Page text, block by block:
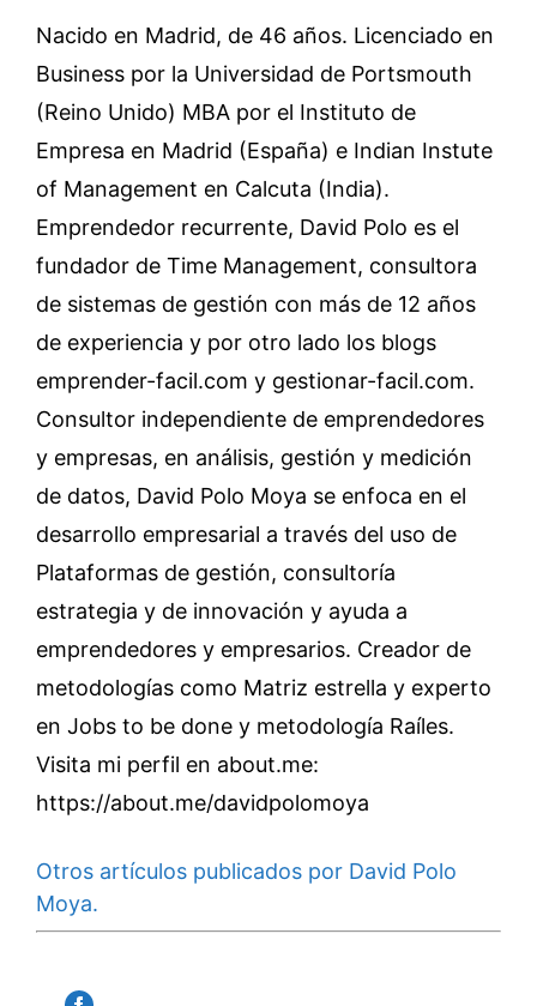
Nacido en Madrid, de 46 años. Licenciado en
Business por la Universidad de Portsmouth
(Reino Unido) MBA por el Instituto de
Empresa en Madrid (España) e Indian Instute
of Management en Calcuta (India).
Emprendedor recurrente, David Polo es el
fundador de Time Management, consultora
de sistemas de gestión con más de 12 años
de experiencia y por otro lado los blogs
emprender-facil.com y gestionar-facil.com.
Consultor independiente de emprendedores
y empresas, en análisis, gestión y medición
de datos, David Polo Moya se enfoca en el
desarrollo empresarial a través del uso de
Plataformas de gestión, consultoría
estrategia y de innovación y ayuda a
emprendedores y empresarios. Creador de
metodologías como Matriz estrella y experto
en Jobs to be done y metodología Raíles.
Visita mi perfil en about.me:
https://about.me/davidpolomoya
Otros artículos publicados por David Polo
Moya.